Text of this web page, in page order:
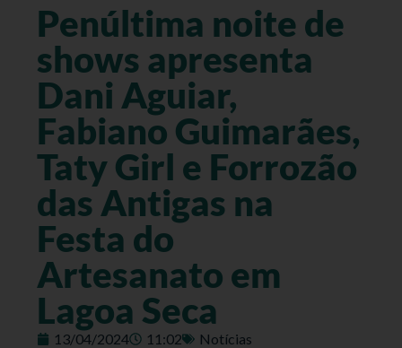
Penúltima noite de
shows apresenta
Dani Aguiar,
Fabiano Guimarães,
Taty Girl e Forrozão
das Antigas na
Festa do
Artesanato em
Lagoa Seca
13/04/2024 11:02 Notícias